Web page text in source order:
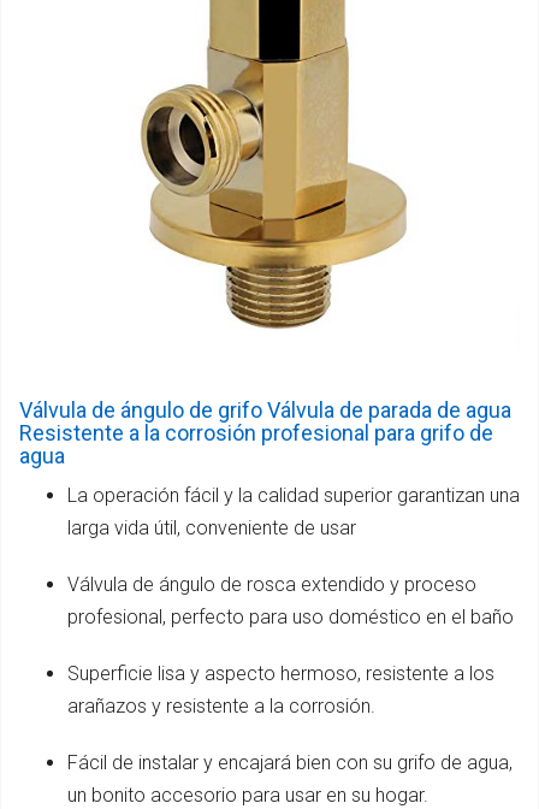
Válvula de ángulo de grifo Válvula de parada de agua
Resistente a la corrosión profesional para grifo de
agua
La operación fácil y la calidad superior garantizan una
larga vida útil, conveniente de usar
Válvula de ángulo de rosca extendido y proceso
profesional, perfecto para uso doméstico en el baño
Superficie lisa y aspecto hermoso, resistente a los
arañazos y resistente a la corrosión.
Fácil de instalar y encajará bien con su grifo de agua,
un bonito accesorio para usar en su hogar.